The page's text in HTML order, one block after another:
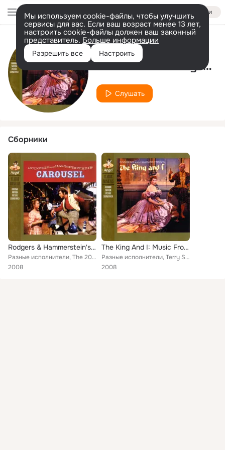
Войти
Мы используем cookie-файлы, чтобы улучшить
сервисы для вас. Если ваш возраст менее 13 лет,
настроить cookie-файлы должен ваш законный
представитель. Больше информации
Разрешить все Настроить
Исполнитель
The 20th Century-Fox Orchestra
Слушать
Сборники
Rodgers & Hammerstein's Carousel (Original Motion Picture Soundtrack) (Expanded Edition)
Разные исполнители, The 20th Century-Fox Orchestra, Shirley Jones, Barbara Ruick, Claramae Turner, Film Soundtrack, William Le M...
2008
The King And I: Music From The Motion Picture (Remastered 2001)
Разные исполнители, Terry Saunders, The 20th Century-Fox Orchestra, Marni Nixon, Rex Thompson, Chorus, Reuben Fuentes, Rita More...
2008